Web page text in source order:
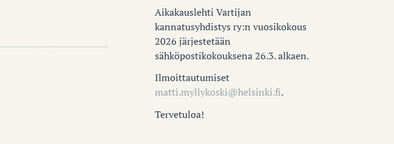
Aikakauslehti Vartijan
kannatusyhdistys ry:n vuosikokous
2026 järjestetään
sähköpostikokouksena 26.3. alkaen.
Ilmoittautumiset
matti.myllykoski@helsinki.fi.
Tervetuloa!